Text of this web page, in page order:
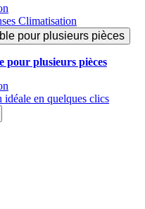
Climatisation
pour plusieurs pièces
pour plusieurs pièces
en quelques clics